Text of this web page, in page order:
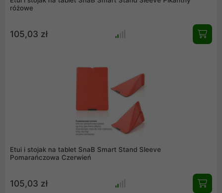
różowe
105,03 zł
Etui i stojak na tablet SnaB Smart Stand Sleeve
Pomarańczowa Czerwień
105,03 zł